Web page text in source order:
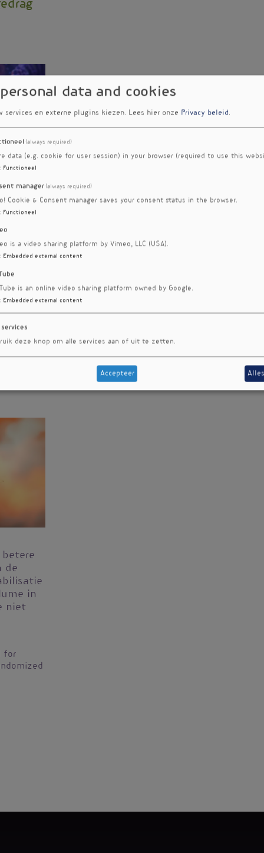
uit het
kennis
de
in
niet
for
data and cookies
services en externe plugins kiezen. Lees hier onze Privacy beleid.
(always required)
data (e.g. cookie for user session) in your browser (required to use this
: Functioneel
manager (always required)
Cookie & Consent manager saves your consent status in the browser.
: Functioneel
is a video sharing platform by Vimeo, LLC (USA).
: Embedded external content
is an online video sharing platform owned by Google.
: Embedded external content
deze knop om alle services aan of uit te zetten.
Accepteer